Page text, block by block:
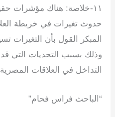
‏١١-خلاصة: هناك مؤشرات
حدوث تغيرات في خريطة
المبكر القول بأن التغيرات
وذلك بسبب التحديات التي قد
التداخل في العلاقات المصرية
“الباحث فراس فحام”